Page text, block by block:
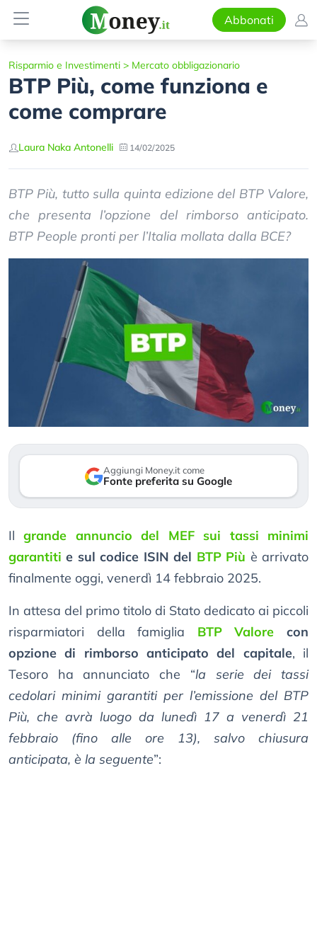
Abbonati
Risparmio e Investimenti > Mercato obbligazionario
BTP Più, come funziona e
come comprare
Laura Naka Antonelli 14/02/2025
BTP Più, tutto sulla quinta edizione del BTP Valore,
che presenta l’opzione del rimborso anticipato.
BTP People pronti per l’Italia mollata dalla BCE?
Aggiungi Money.it come
Fonte preferita su Google
Ilgrande annuncio del MEF sui tassi minimi
garantiti e sul codice ISIN del BTP Più è arrivato
finalmente oggi, venerdì 14 febbraio 2025.
In attesa del primo titolo di Stato dedicato ai piccoli
risparmiatori della famiglia BTP Valore
con
opzione di rimborso anticipato del capitale, il
Tesoro ha annunciato che “la serie dei tassi
cedolari minimi garantiti per l’emissione del BTP
Più, che avrà luogo da lunedì 17 a venerdì 21
febbraio (fino alle ore 13), salvo chiusura
anticipata, è la seguente”: